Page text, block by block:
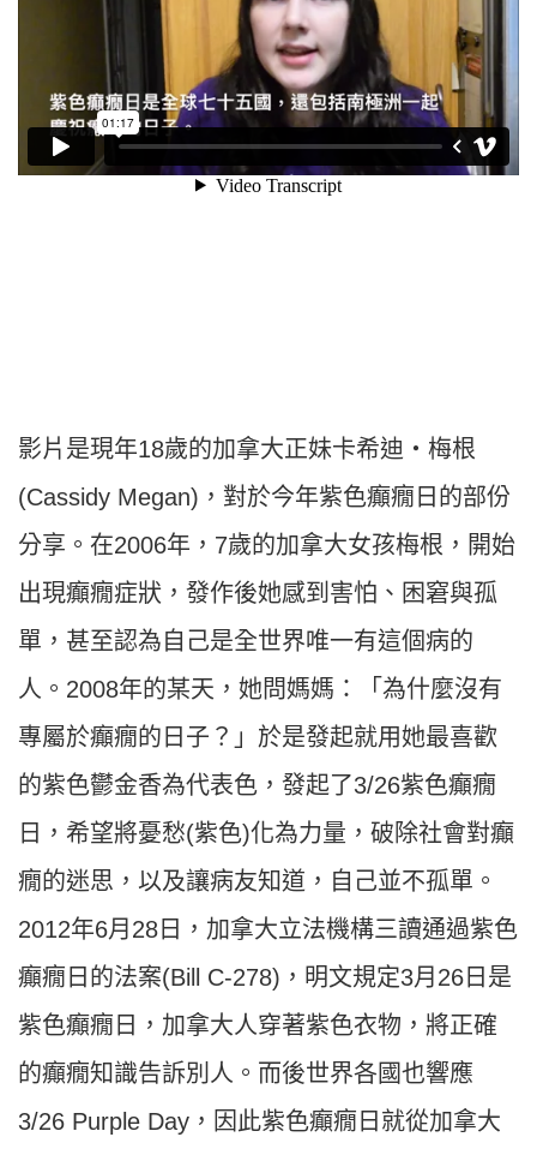
影片是現年18歲的加拿大正妹卡希迪‧梅根
(Cassidy Megan)，對於今年紫色癲癇日的部份
分享。在2006年，7歲的加拿大女孩梅根，開始
出現癲癇症狀，發作後她感到害怕、困窘與孤
單，甚至認為自己是全世界唯一有這個病的
人。2008年的某天，她問媽媽：「為什麼沒有
專屬於癲癇的日子？」於是發起就用她最喜歡
的紫色鬱金香為代表色，發起了3/26紫色癲癇
日，希望將憂愁(紫色)化為力量，破除社會對癲
癇的迷思，以及讓病友知道，自己並不孤單。
2012年6月28日，加拿大立法機構三讀通過紫色
癲癇日的法案(Bill C-278)，明文規定3月26日是
紫色癲癇日，加拿大人穿著紫色衣物，將正確
的癲癇知識告訴別人。而後世界各國也響應
3/26 Purple Day，因此紫色癲癇日就從加拿大